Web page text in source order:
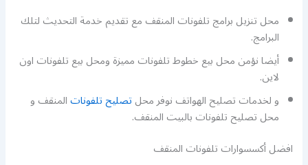
محل تنزيل برامج تلفونات المنقف مع تقديم خدمة التحديث لتلك
البرامج.
أيضا نؤمن محل بيع خطوط تلفونات مميزة ومحل بيع تلفونات اون
لاين.
و لخدمات تصليح الهواتف نوفر محلتصليح تلفوناتالمنقف و
محل تصليح تلفونات بالبيت المنقف.
افضل أكسسوارات تلفونات المنقف